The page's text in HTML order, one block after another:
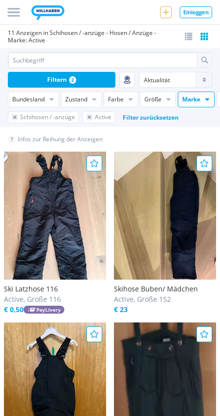
Einloggen
11 Anzeigen in Schihosen / -anzüge - Hosen / Anzüge -
Marke: Active
Bundesland Zustand Farbe Größe Marke
Schihosen / -anzüge Active Filter zurücksetzen
Filtern 2
Infos zur Reihung der Anzeigen
Ski Latzhose 116
Active, Größe 116
€ 0,50
PayLivery
Skihose Buben/ Mädchen
Active, Größe 152
€ 23